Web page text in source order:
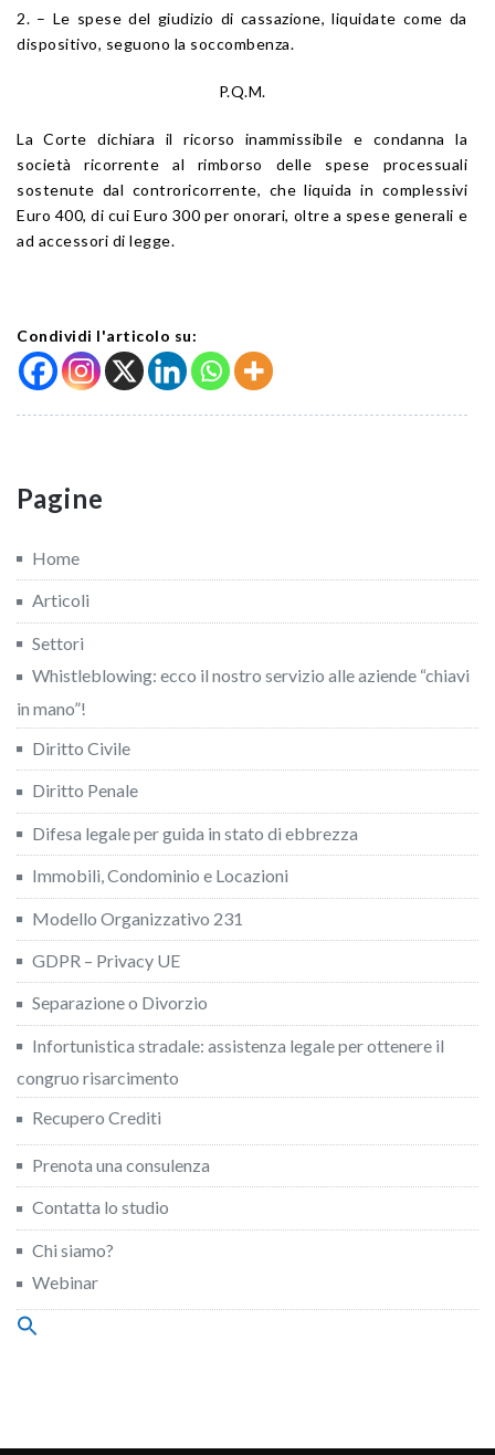
2. – Le spese del giudizio di cassazione, liquidate come da
dispositivo, seguono la soccombenza.
P.Q.M.
La Corte dichiara il ricorso inammissibile e condanna la
società ricorrente al rimborso delle spese processuali
sostenute dal controricorrente, che liquida in complessivi
Euro 400, di cui Euro 300 per onorari, oltre a spese generali e
ad accessori di legge.
Condividi l'articolo su:
Pagine
Home
Articoli
Settori
Whistleblowing: ecco il nostro servizio alle aziende “chiavi
in mano”!
Diritto Civile
Diritto Penale
Difesa legale per guida in stato di ebbrezza
Immobili, Condominio e Locazioni
Modello Organizzativo 231
GDPR – Privacy UE
Separazione o Divorzio
Infortunistica stradale: assistenza legale per ottenere il
congruo risarcimento
Recupero Crediti
Prenota una consulenza
Contatta lo studio
Chi siamo?
Webinar
Search